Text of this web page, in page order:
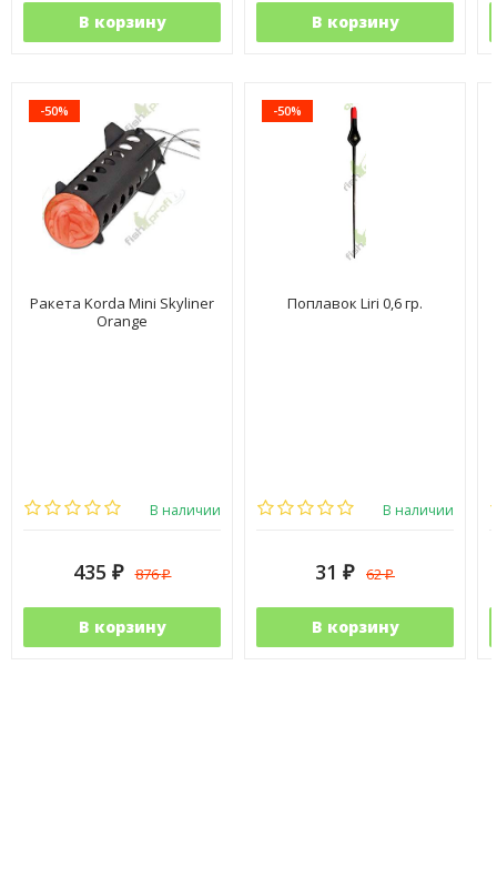
В корзину В корзину
-50%
Ракета Korda Mini Skyliner
Orange
В наличии
435 ₽ 876₽
В корзину
-50%
Поплавок Liri 0,6 гр.
В наличии
31 ₽ 62₽
В корзину